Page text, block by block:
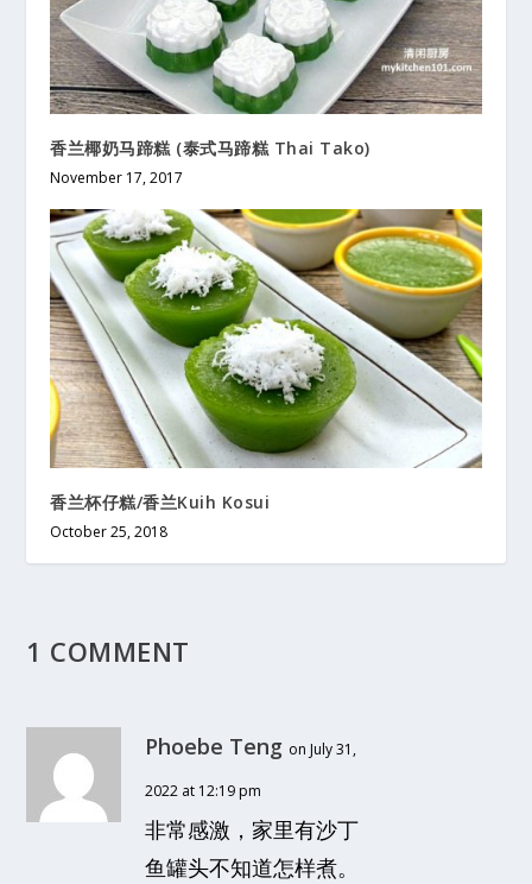
香兰椰奶马蹄糕 (泰式马蹄糕 Thai Tako)
November 17, 2017
香兰杯仔糕/香兰Kuih Kosui
October 25, 2018
1 COMMENT
Phoebe Teng on July 31,
2022 at 12:19 pm
非常感激，家里有沙丁
鱼罐头不知道怎样煮。